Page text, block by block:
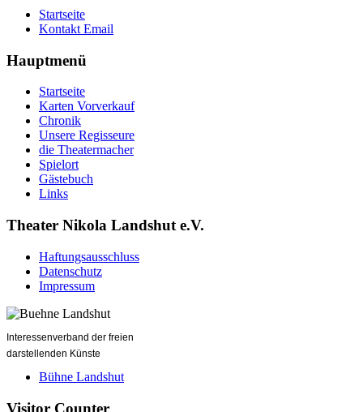
Startseite
Kontakt Email
Hauptmenü
Startseite
Karten Vorverkauf
Chronik
Unsere Regisseure
die Theatermacher
Spielort
Gästebuch
Links
Theater Nikola Landshut e.V.
Haftungsausschluss
Datenschutz
Impressum
Interessenverband der freien
darstellenden Künste
Bühne Landshut
Visitor Counter